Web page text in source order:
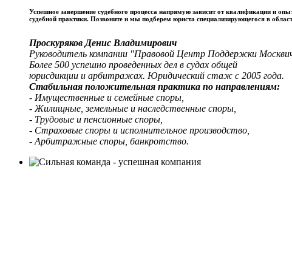
Успешное завершение судебного процесса напрямую зависит от квалификации и
судебной практики. Позвоните и мы подберем юриста специализирующегося в
Проскуряков Денис Владимирович
Руководитель компании "Правовой Центр Поддержки
Более 500 успешно проведенных дел в судах общей
юрисдикции и арбитражах. Юридический стаж с 2005 года.
Стабильная положительная практика по направлениям:
- Имущественные и семейные споры,
- Жилищные, земельные и наследственные споры,
- Трудовые и пенсионные споры,
- Страховые споры и исполнительное производство,
- Арбитражные споры, банкротство.